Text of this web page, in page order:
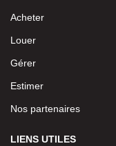
Acheter
Louer
Gérer
Estimer
Nos partenaires
LIENS UTILES